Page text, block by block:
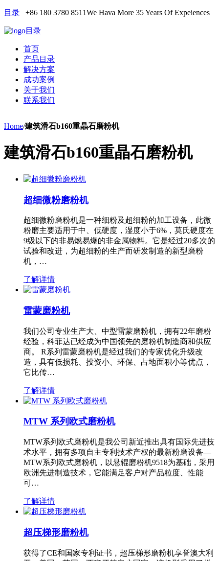
目录 +86 180 3780 8511We Hava More 35 Years Of Expeiences
目录
首页
产品目录
解决方案
成功案例
关于我们
联系我们
Home/建筑滑石b160重晶石磨粉机
建筑滑石b160重晶石磨粉机
超细微粉磨粉机
超细微粉磨粉机是一种细粉及超细粉的加工设备，此微
粉磨主要适用于中、低硬度，湿度小于6%，莫氏硬度在
9级以下的非易燃易爆的非金属物料。它是经过20多次的
试验和改进，为超细粉的生产而研发制造的新型磨粉
机，…
了解详情
雷蒙磨粉机
我们公司专业生产大、中型雷蒙磨粉机，拥有22年磨粉
经验，科菲达已经成为中国领先的磨粉机制造商和供应
商。 R系列雷蒙磨粉机是经过我们的专家优化升级改
造，具有低损耗、投资小、环保、占地面积小等优点，
它比传…
了解详情
MTW 系列欧式磨粉机
MTW系列欧式磨粉机是我公司新近推出具有国际先进技
术水平，拥有多项自主专利技术产权的最新粉磨设备—
MTW系列欧式磨粉机，以悬辊磨粉机9518为基础，采用
欧洲先进制造技术，它能满足客户对产品粒度、性能
可…
了解详情
超压梯形磨粉机
获得了CE和国家专利证书，超压梯形磨粉机享誉澳大利